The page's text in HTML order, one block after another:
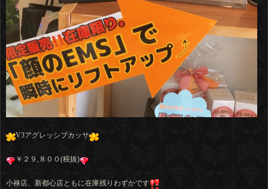
V3アグレッシブカッサ
￥２９,８００(税抜)
小禄店、新都心店ともに在庫残りわずかです